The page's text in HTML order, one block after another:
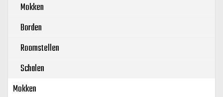
Mokken
Borden
Roomstellen
Schalen
Mokken